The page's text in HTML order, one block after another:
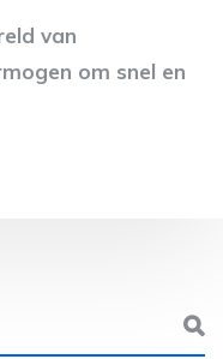
van
om snel en